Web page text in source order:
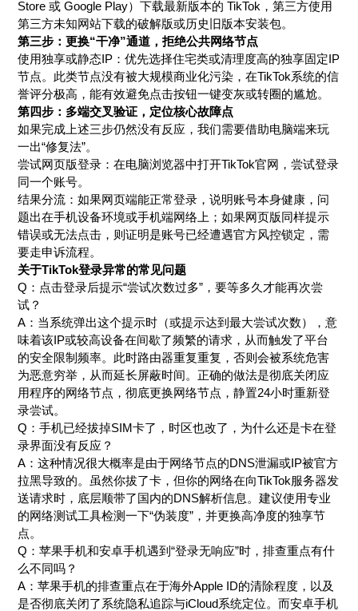
Store 或 Google Play）下载最新版本的 TikTok，第三方使用
第三方未知网站下载的破解版或历史旧版本安装包。
第三步：更换“干净”通道，拒绝公共网络节点
使用独享或静态IP：优先选择住宅类或清理度高的独享固定IP
节点。此类节点没有被大规模商业化污染，在TikTok系统的信
誉评分极高，能有效避免点击按钮一键变灰或转圈的尴尬。
第四步：多端交叉验证，定位核心故障点
如果完成上述三步仍然没有反应，我们需要借助电脑端来玩
一出“修复法”。
尝试网页版登录：在电脑浏览器中打开TikTok官网，尝试登录
同一个账号。
结果分流：如果网页端能正常登录，说明账号本身健康，问
题出在手机设备环境或手机端网络上；如果网页版同样提示
错误或无法点击，则证明是账号已经遭遇官方风控锁定，需
要走申诉流程。
关于TikTok登录异常的常见问题
Q：点击登录后提示“尝试次数过多”，要等多久才能再次尝
试？
A：当系统弹出这个提示时（或提示达到最大尝试次数），意
味着该IP或较高设备在间歇了频繁的请求，从而触发了平台
的安全限制频率。此时路由器重复重复，否则会被系统危害
为恶意穷举，从而延长屏蔽时间。正确的做法是彻底关闭应
用程序的网络节点，彻底更换网络节点，静置24小时重新登
录尝试。
Q：手机已经拔掉SIM卡了，时区也改了，为什么还是卡在登
录界面没有反应？
A：这种情况很大概率是由于网络节点的DNS泄漏或IP被官方
拉黑导致的。虽然你拔了卡，但你的网络在向TikTok服务器发
送请求时，底层顺带了国内的DNS解析信息。建议使用专业
的网络测试工具检测一下“伪装度”，并更换高净度的独享节
点。
Q：苹果手机和安卓手机遇到“登录无响应”时，排查重点有什
么不同吗？
A：苹果手机的排查重点在于海外Apple ID的清除程度，以及
是否彻底关闭了系统隐私追踪与iCloud系统定位。而安卓手机